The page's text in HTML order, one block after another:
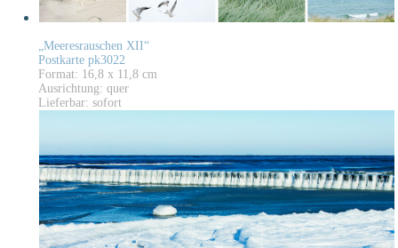
„Meeresrauschen XII“
Postkarte pk3022
Format: 16,8 x 11,8 cm
Ausrichtung: quer
Lieferbar: sofort